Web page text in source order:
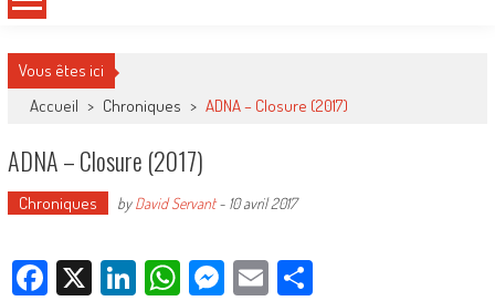
Vous êtes ici
Accueil > Chroniques > ADNA – Closure (2017)
ADNA – Closure (2017)
Chroniques byDavid Servant- 10 avril 2017
Facebook
X LinkedIn
WhatsApp
Messenger
EmailPartager